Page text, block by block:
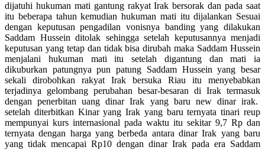
dijatuhi hukuman mati gantung rakyat Irak bersorak dan pada saat
itu beberapa tahun kemudian hukuman mati itu dijalankan Sesuai
dengan keputusan pengadilan vonisnya banding yang dilakukan
Saddam Hussein ditolak sehingga setelah keputusannya menjadi
keputusan yang tetap dan tidak bisa dirubah maka Saddam Hussein
menjalani hukuman mati itu setelah digantung dan mati ia
dikuburkan patungnya pun patung Saddam Hussein yang besar
sekali dirobohkan rakyat Irak bersuka Riau itu menyebabkan
terjadinya gelombang perubahan besar-besaran di Irak termasuk
dengan penerbitan uang dinar Irak yang baru new dinar irak.
setelah diterbitkan Kinar yang Irak yang baru ternyata tinari reup
mempunyai kurs internasional pada waktu itu sekitar 9,7 Rp dan
ternyata dengan harga yang berbeda antara dinar Irak yang baru
yang tidak mencapai Rp10 dengan dinar Irak pada era Saddam